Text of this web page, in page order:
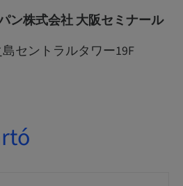
ン株式会社 大阪セミナール
セントラルタワー19F